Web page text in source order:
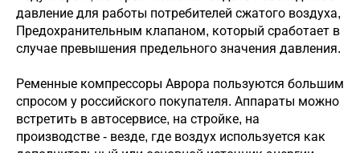
давление для работы потребителей сжатого воздуха,
Предохранительным клапаном, который сработает в
случае превышения предельного значения давления.
Ременные компрессоры Аврора пользуются большим
спросом у российского покупателя. Аппараты можно
встретить в автосервисе, на стройке, на
производстве - везде, где воздух используется как